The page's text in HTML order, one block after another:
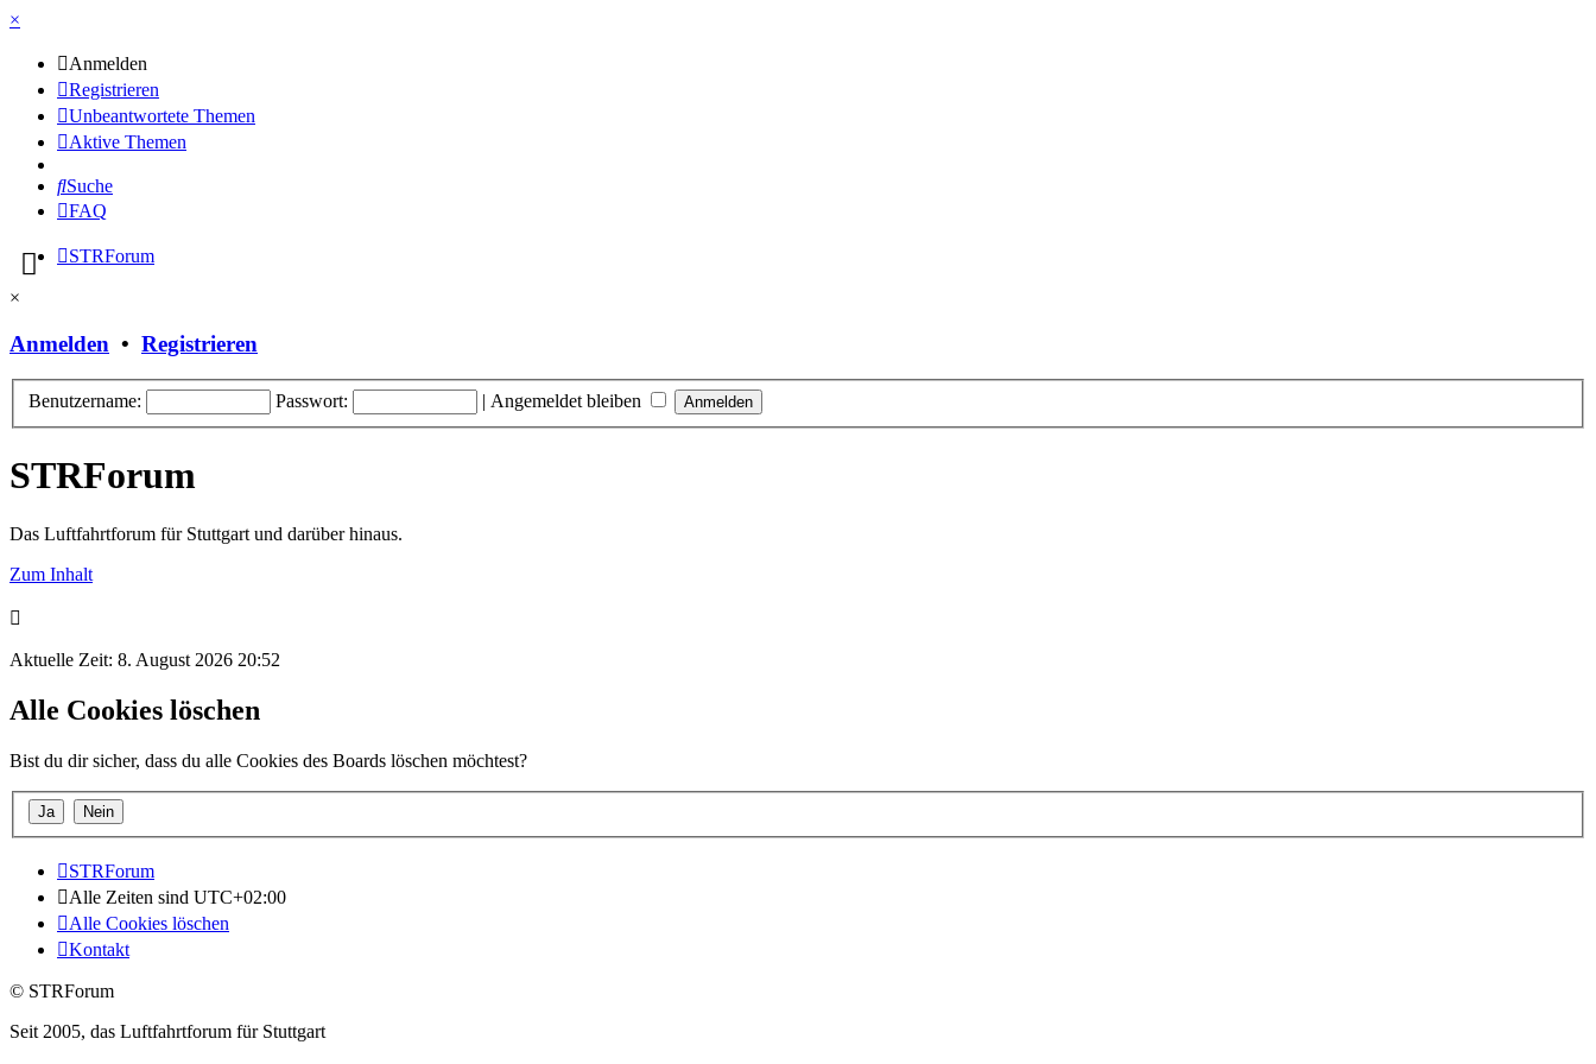
×
Anmelden
Registrieren
Unbeantwortete Themen
Aktive Themen
Suche
FAQ
STRForum
×
Anmelden • Registrieren
Benutzername: Passwort: | Angemeldet bleiben
STRForum
Das Luftfahrtforum für Stuttgart und darüber hinaus.
Zum Inhalt
Aktuelle Zeit: 8. August 2026 20:52
Alle Cookies löschen
Bist du dir sicher, dass du alle Cookies des Boards löschen möchtest?
STRForum
Alle Zeiten sind UTC+02:00
Alle Cookies löschen
Kontakt
© STRForum
Seit 2005, das Luftfahrtforum für Stuttgart